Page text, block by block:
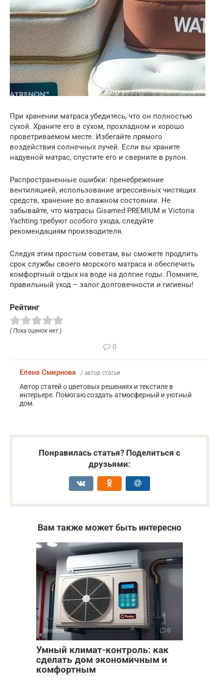
При хранении матраса убедитесь, что он полностью
сухой. Храните его в сухом, прохладном и хорошо
проветриваемом месте. Избегайте прямого
воздействия солнечных лучей. Если вы храните
надувной матрас, спустите его и сверните в рулон.
Распространенные ошибки: пренебрежение
вентиляцией, использование агрессивных чистящих
средств, хранение во влажном состоянии. Не
забывайте, что матрасы Gisamed PREMIUM и Victoria
Yachting требуют особого ухода, следуйте
рекомендациям производителя.
Следуя этим простым советам, вы сможете продлить
срок службы своего морского матраса и обеспечить
комфортный отдых на воде на долгие годы. Помните,
правильный уход – залог долговечности и гигиены!
Рейтинг
( Пока оценок нет )
0
Елена Смирнова / автор статьи
Автор статей о цветовых решениях и текстиле в
интерьере. Помогаю создать атмосферный и уютный
дом.
Понравилась статья? Поделиться с
друзьями:
Вам также может быть интересно
Мебель 0
Умный климат-контроль: как
сделать дом экономичным и
комфортным